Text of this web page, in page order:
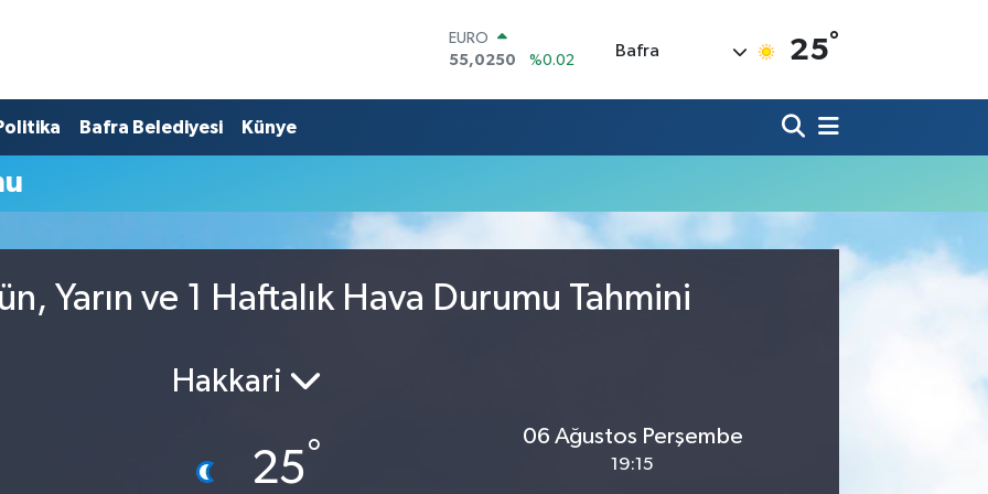
EURO
55,0250
%0.02
BITCOIN
47,6006
%0.06
Bafra 25°
Bafra Belediyesi Künye
Yarın ve 1 Haftalık Hava Durumu Tahmini
Hakkari
25°
06 Ağustos Perşembe
19:15